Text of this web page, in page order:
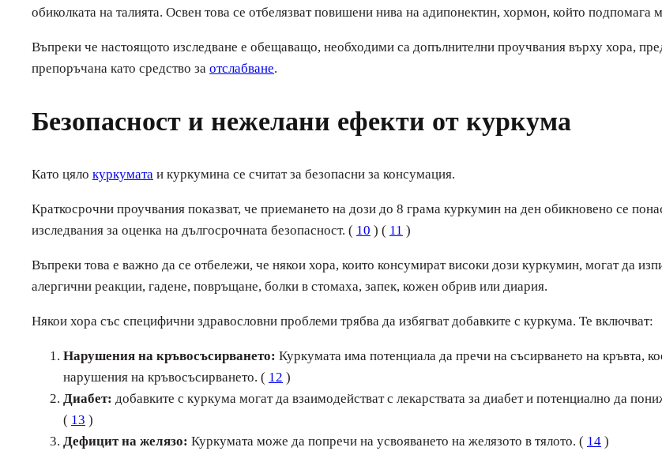
обиколката на талията. Освен това се отбелязват повишени нива на адипонектин, хормон, който подпомага
Въпреки че настоящото изследване е обещаващо, необходими са допълнителни проучвания върху хора,
препоръчана като средство за отслабване.
Безопасност и нежелани ефекти от куркума
Като цяло куркумата и куркумина се считат за безопасни за консумация.
Краткосрочни проучвания показват, че приемането на дози до 8 грама куркумин на ден обикновено се
изследвания за оценка на дългосрочната безопасност. ( 10 ) ( 11 )
Въпреки това е важно да се отбележи, че някои хора, които консумират високи дози куркумин, могат да
алергични реакции, гадене, повръщане, болки в стомаха, запек, кожен обрив или диария.
Някои хора със специфични здравословни проблеми трябва да избягват добавките с куркума. Те включват:
Нарушения на кръвосъсирването: Куркумата има потенциала да пречи на съсирването на кръвта,
нарушения на кръвосъсирването. ( 12 )
Диабет: добавките с куркума могат да взаимодействат с лекарствата за диабет и потенциално да
( 13 )
Дефицит на желязо: Куркумата може да попречи на усвояването на желязото в тялото. ( 14 )